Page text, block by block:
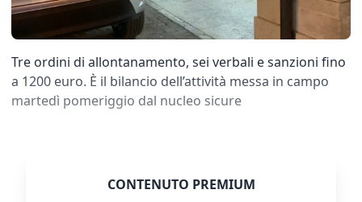
Tre ordini di allontanamento, sei verbali e sanzioni fino
a 1200 euro. È il bilancio dell’attività messa in campo
martedì pomeriggio dal nucleo sicure
CONTENUTO PREMIUM